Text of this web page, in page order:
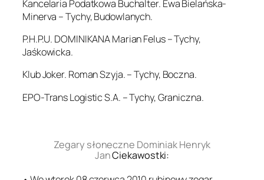
Kancelaria Podatkowa Buchalter. Ewa Bielańska-
Minerva – Tychy, Budowlanych.
P.H.P.U. DOMINIKANA Marian Felus – Tychy,
Jaśkowicka.
Klub Joker. Roman Szyja. – Tychy, Boczna.
EPO-Trans Logistic S.A. – Tychy, Graniczna.
Zegary słoneczne Dominiak Henryk
JanCiekawostki: